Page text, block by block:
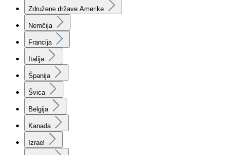
Združene države Amerike
Nemčija
Francija
Italija
Španija
Švica
Belgija
Kanada
Izrael